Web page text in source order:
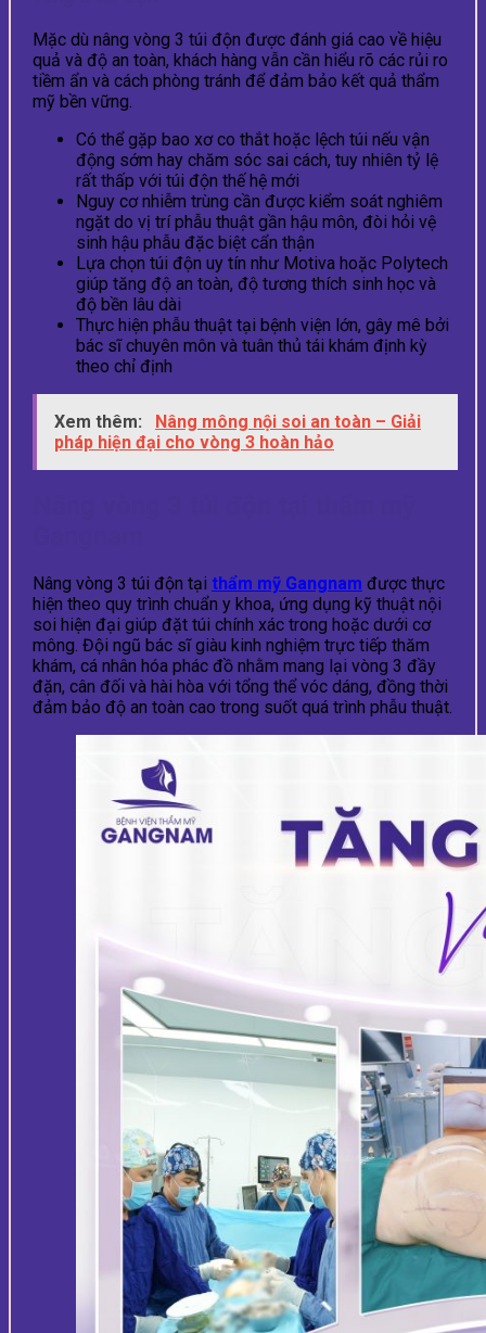
Mặc dù nâng vòng 3 túi độn được đánh giá cao về hiệu
quả và độ an toàn, khách hàng vẫn cần hiểu rõ các rủi ro
tiềm ẩn và cách phòng tránh để đảm bảo kết quả thẩm
mỹ bền vững.
Có thể gặp bao xơ co thắt hoặc lệch túi nếu vận
động sớm hay chăm sóc sai cách, tuy nhiên tỷ lệ
rất thấp với túi độn thế hệ mới
Nguy cơ nhiễm trùng cần được kiểm soát nghiêm
ngặt do vị trí phẫu thuật gần hậu môn, đòi hỏi vệ
sinh hậu phẫu đặc biệt cẩn thận
Lựa chọn túi độn uy tín như Motiva hoặc Polytech
giúp tăng độ an toàn, độ tương thích sinh học và
độ bền lâu dài
Thực hiện phẫu thuật tại bệnh viện lớn, gây mê bởi
bác sĩ chuyên môn và tuân thủ tái khám định kỳ
theo chỉ định
Xem thêm:
Nâng mông nội soi an toàn – Giải
pháp hiện đại cho vòng 3 hoàn hảo
Nâng vòng 3 túi độn tại thẩm mỹ Gangnam được thực
hiện theo quy trình chuẩn y khoa, ứng dụng kỹ thuật nội
soi hiện đại giúp đặt túi chính xác trong hoặc dưới cơ
mông. Đội ngũ bác sĩ giàu kinh nghiệm trực tiếp thăm
khám, cá nhân hóa phác đồ nhằm mang lại vòng 3 đầy
đặn, cân đối và hài hòa với tổng thể vóc dáng, đồng thời
đảm bảo độ an toàn cao trong suốt quá trình phẫu thuật.